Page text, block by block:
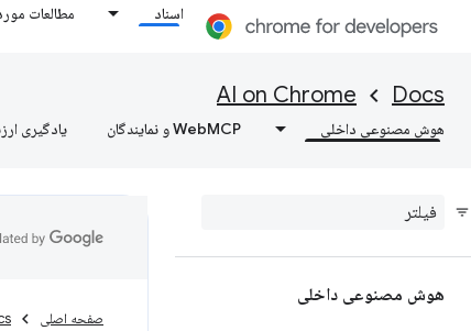
اسناد مطالعات
Docs
AI on Chrome
هوش مصنوعی داخلی WebMCP و نمایندگان یادگیری
هوش مصنوعی داخلی
صفحه اصلی